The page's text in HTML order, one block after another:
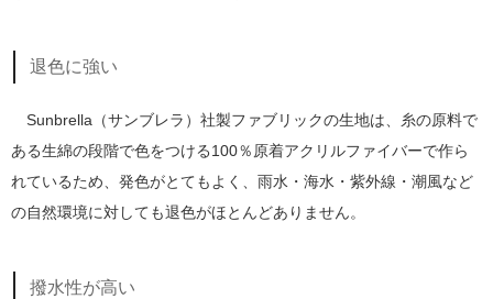
退色に強い
Sunbrella（サンブレラ）社製ファブリックの生地は、糸の原料で
ある生綿の段階で色をつける100％原着アクリルファイバーで作ら
れているため、発色がとてもよく、雨水・海水・紫外線・潮風など
の自然環境に対しても退色がほとんどありません。
撥水性が高い